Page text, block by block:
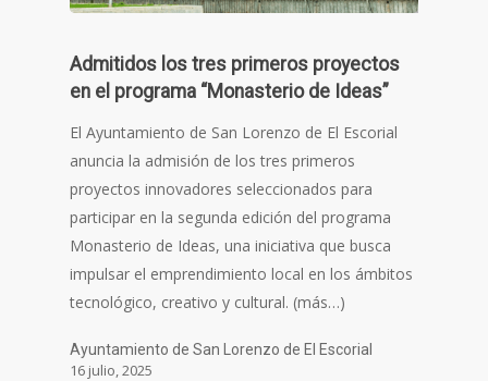
Admitidos los tres primeros proyectos
en el programa “Monasterio de Ideas”
El Ayuntamiento de San Lorenzo de El Escorial
anuncia la admisión de los tres primeros
proyectos innovadores seleccionados para
participar en la segunda edición del programa
Monasterio de Ideas, una iniciativa que busca
impulsar el emprendimiento local en los ámbitos
tecnológico, creativo y cultural. (más…)
Ayuntamiento de San Lorenzo de El Escorial
16 julio, 2025